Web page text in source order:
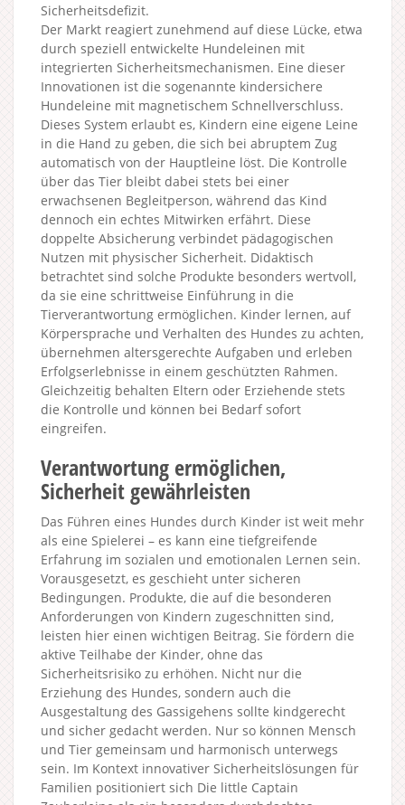
Sicherheitsdefizit.
Der Markt reagiert zunehmend auf diese Lücke, etwa
durch speziell entwickelte Hundeleinen mit
integrierten Sicherheitsmechanismen. Eine dieser
Innovationen ist die sogenannte kindersichere
Hundeleine mit magnetischem Schnellverschluss.
Dieses System erlaubt es, Kindern eine eigene Leine
in die Hand zu geben, die sich bei abruptem Zug
automatisch von der Hauptleine löst. Die Kontrolle
über das Tier bleibt dabei stets bei einer
erwachsenen Begleitperson, während das Kind
dennoch ein echtes Mitwirken erfährt. Diese
doppelte Absicherung verbindet pädagogischen
Nutzen mit physischer Sicherheit. Didaktisch
betrachtet sind solche Produkte besonders wertvoll,
da sie eine schrittweise Einführung in die
Tierverantwortung ermöglichen. Kinder lernen, auf
Körpersprache und Verhalten des Hundes zu achten,
übernehmen altersgerechte Aufgaben und erleben
Erfolgserlebnisse in einem geschützten Rahmen.
Gleichzeitig behalten Eltern oder Erziehende stets
die Kontrolle und können bei Bedarf sofort
eingreifen.
Verantwortung ermöglichen,
Sicherheit gewährleisten
Das Führen eines Hundes durch Kinder ist weit mehr
als eine Spielerei – es kann eine tiefgreifende
Erfahrung im sozialen und emotionalen Lernen sein.
Vorausgesetzt, es geschieht unter sicheren
Bedingungen. Produkte, die auf die besonderen
Anforderungen von Kindern zugeschnitten sind,
leisten hier einen wichtigen Beitrag. Sie fördern die
aktive Teilhabe der Kinder, ohne das
Sicherheitsrisiko zu erhöhen. Nicht nur die
Erziehung des Hundes, sondern auch die
Ausgestaltung des Gassigehens sollte kindgerecht
und sicher gedacht werden. Nur so können Mensch
und Tier gemeinsam und harmonisch unterwegs
sein. Im Kontext innovativer Sicherheitslösungen für
Familien positioniert sich Die little Captain